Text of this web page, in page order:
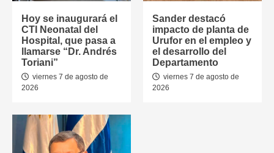
Hoy se inaugurará el
CTI Neonatal del
Hospital, que pasa a
llamarse “Dr. Andrés
Toriani”
viernes 7 de agosto de
2026
Sander destacó
impacto de planta de
Urufor en el empleo y
el desarrollo del
Departamento
viernes 7 de agosto de
2026